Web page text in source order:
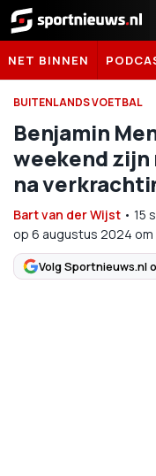
Sportnieuws.nl
NET BINNEN
BUITENLANDS VOETBAL
Benjamin
weekend
na
Bart van der Wijst • 15
op 6 augustus 2024 om
Volg Sportnieuws.nl